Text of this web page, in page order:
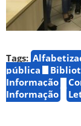
Tags:
pública
Informação
Informação